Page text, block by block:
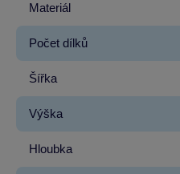
Materiál
Počet dílků
Šířka
Výška
Hloubka